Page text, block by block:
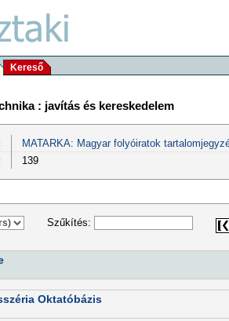
Kereső
: javítás és kereskedelem
MATARKA: Magyar folyóiratok
139
Szűkítés:
Oktatóbázis